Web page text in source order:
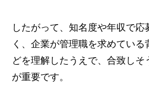
したがって、知名度や年収で
く、企業が管理職を求めてい
どを理解したうえで、合致しそ
が重要です。